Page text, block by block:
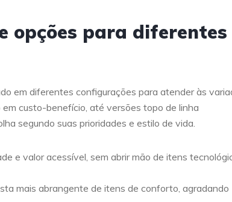
opções para diferentes
em diferentes configurações para atender às
custo-benefício, até versões topo de linha
segundo suas prioridades e estilo de vida.
e valor acessível, sem abrir mão de itens
mais abrangente de itens de conforto, agradando